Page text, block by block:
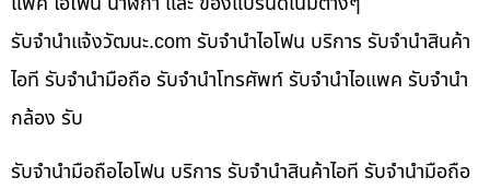
รับจํานําแจ้งวัฒนะ.com รับจำนำไอโฟน บริการ รับจำนำสินค้า
ไอที รับจำนำมือถือ รับจำนำโทรศัพท์ รับจำนำไอแพค รับจำนำ
กล้อง รับ
รับจำนำมือถือไอโฟน บริการ รับจำนำสินค้าไอที รับจำนำมือถือ